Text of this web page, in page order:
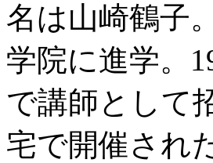
名は山崎鶴子
学院に進学。
で講師として
宅で開催され